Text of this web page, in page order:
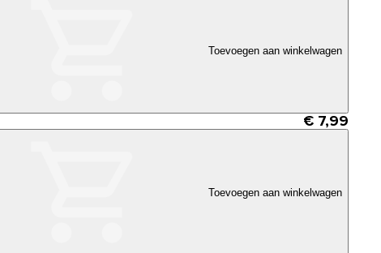
Toevoegen aan winkelwagen
€ 7,99
Toevoegen aan winkelwagen